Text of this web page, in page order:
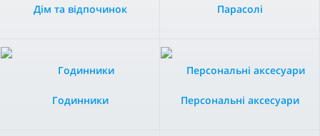
Дім та відпочинок Парасолі
Годинники Персональні аксесуари